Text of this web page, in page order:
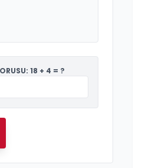
18 + 4 = ?